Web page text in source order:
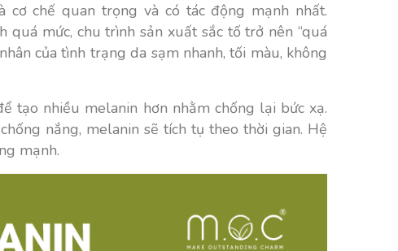
cơ chế quan trọng và có tác động mạnh nhất.
mức, chu trình sản xuất sắc tố trở nên “quá
của tình trạng da sạm nhanh, tối màu, không
tạo nhiều melanin hơn nhằm chống lại bức xạ.
nắng, melanin sẽ tích tụ theo thời gian. Hệ
mạnh.